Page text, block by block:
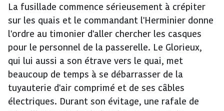
La fusillade commence sérieusement à crépiter
sur les quais et le commandant l'Herminier donne
l'ordre au timonier d'aller chercher les casques
pour le personnel de la passerelle. Le Glorieux,
qui lui aussi a son étrave vers le quai, met
beaucoup de temps à se débarrasser de la
tuyauterie d'air comprimé et de ses câbles
électriques. Durant son évitage, une rafale de